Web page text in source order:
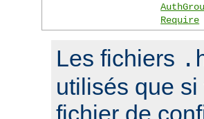
Require
Les fichiers
utilisés que
fichier de